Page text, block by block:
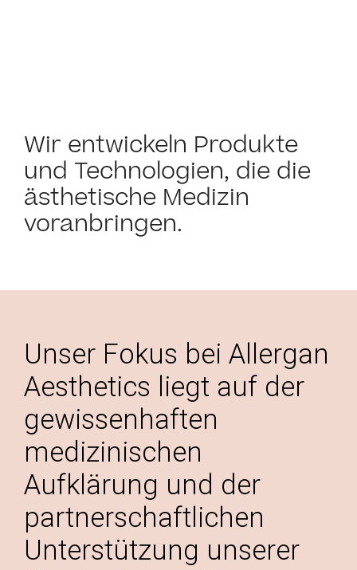
Wir entwickeln Produkte
und Technologien, die die
ästhetische Medizin
voranbringen.
Unser Fokus bei Allergan
Aesthetics liegt auf der
gewissenhaften
medizinischen
Aufklärung und der
partnerschaftlichen
Unterstützung unserer